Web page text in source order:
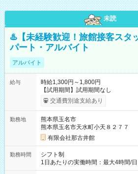
未読
♨️【未経験歓迎！旅館接客スタ
パート・アルバイト
アルバイト
給与
時給1,300円～1,800円
【試用期間】試用期間なし
交通費別途支給あり
勤務地
熊本県玉名市
熊本県玉名市天水町小天８２７７
有限会社那古井館
勤務時間
シフト制
1日あたりの実働時間：最大4時間/
します。